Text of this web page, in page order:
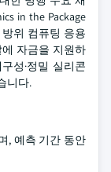
in the Package
방위 컴퓨팅 응용
자금을 지원하
성·정밀 실리콘
니다.
, 예측 기간 동안